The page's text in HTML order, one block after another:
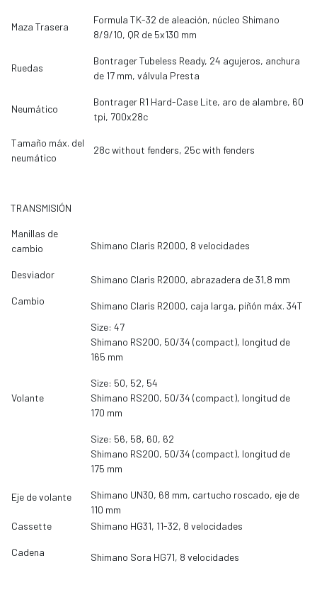
Maza Trasera
Formula TK-32 de aleación, núcleo Shimano
8/9/10, QR de 5x130 mm
Ruedas
Bontrager Tubeless Ready, 24 agujeros, anchura
de 17 mm, válvula Presta
Neumático
Bontrager R1 Hard-Case Lite, aro de alambre, 60
tpi, 700x28c
Tamaño máx. del
neumático
28c without fenders, 25c with fenders
TRANSMISIÓN
Manillas de
cambio
Shimano Claris R2000, 8 velocidades
Desviador
Shimano Claris R2000, abrazadera de 31,8 mm
Cambio
Shimano Claris R2000, caja larga, piñón máx. 34T
Volante
Size: 47
Shimano RS200, 50/34 (compact), longitud de
165 mm
Size: 50, 52, 54
Shimano RS200, 50/34 (compact), longitud de
170 mm
Size: 56, 58, 60, 62
Shimano RS200, 50/34 (compact), longitud de
175 mm
Eje de volante
Shimano UN30, 68 mm, cartucho roscado, eje de
110 mm
Cassette
Shimano HG31, 11-32, 8 velocidades
Cadena Shimano Sora HG71, 8 velocidades